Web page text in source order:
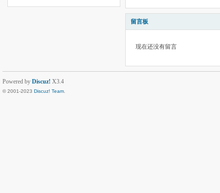
留言板
现在还没有留言
Powered by Discuz! X3.4
© 2001-2023 Discuz! Team